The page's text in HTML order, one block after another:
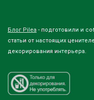
Блог Pilea - подготовили и
статьи от настоящих
декорирования интерьера.